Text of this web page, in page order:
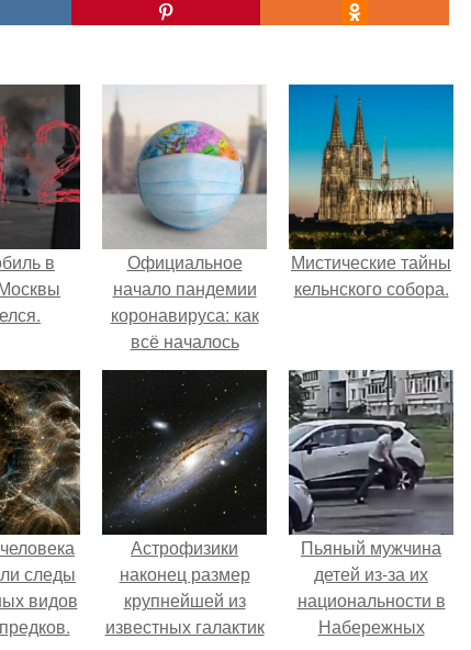
в
Официальное
начало пандемии
коронавируса: как
всё началось
Мистические тайны
кельнского собора.
следы
видов
Астрофизики
наконец размер
крупнейшей из
известных галактик
Пьяный мужчина
детей из-за их
национальности в
Набережных